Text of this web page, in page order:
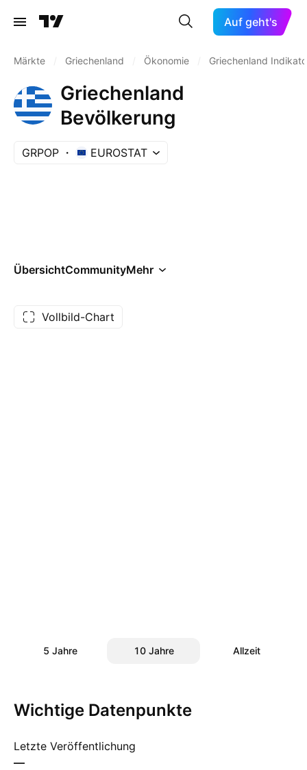
Auf geht's
Märkte Griechenland Ökonomie Griechenland
Griechenland
Bevölkerung
GRPOP EUROSTAT
ÜbersichtCommunityMehr
Vollbild-Chart
5 Jahre 10 Jahre Allzeit
Wichtige Datenpunkte
Letzte Veröffentlichung
—